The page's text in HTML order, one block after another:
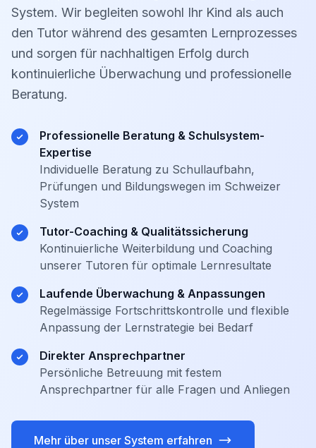
System. Wir begleiten sowohl Ihr Kind als auch
den Tutor während des gesamten Lernprozesses
und sorgen für nachhaltigen Erfolg durch
kontinuierliche Überwachung und professionelle
Beratung.
Professionelle Beratung & Schulsystem-
Expertise
Individuelle Beratung zu Schullaufbahn,
Prüfungen und Bildungswegen im Schweizer
System
Tutor-Coaching & Qualitätssicherung
Kontinuierliche Weiterbildung und Coaching
unserer Tutoren für optimale Lernresultate
Laufende Überwachung & Anpassungen
Regelmässige Fortschrittskontrolle und flexible
Anpassung der Lernstrategie bei Bedarf
Direkter Ansprechpartner
Persönliche Betreuung mit festem
Ansprechpartner für alle Fragen und Anliegen
Mehr über unser System erfahren